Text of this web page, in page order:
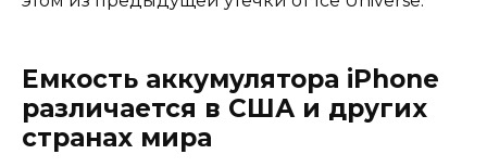
Емкость аккумулятора iPhone
различается в США и других
странах мира